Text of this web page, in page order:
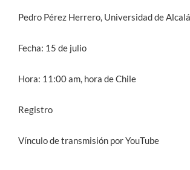
Pedro Pérez Herrero, Universidad de
Fecha: 15 de julio
Hora: 11:00 am, hora de Chile
Registro
Vínculo de transmisión por YouTube